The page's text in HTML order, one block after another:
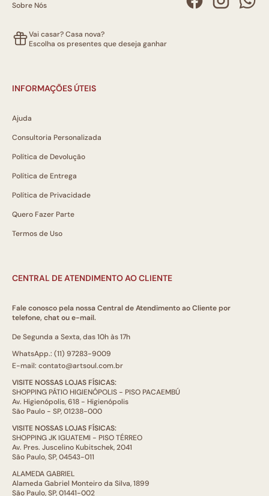
Sobre Nós
Vai casar? Casa nova?
Escolha os presentes que deseja ganhar
INFORMAÇÕES ÚTEIS
Ajuda
Consultoria Personalizada
Política de Devolução
Política de Entrega
Política de Privacidade
Quero Fazer Parte
Termos de Uso
CENTRAL DE ATENDIMENTO AO CLIENTE
Fale conosco pela nossa Central de Atendimento ao Cliente por
telefone, chat ou e-mail.
De Segunda a Sexta, das 10h às 17h
WhatsApp.: (11) 97283-9009
E-mail: contato@artsoul.com.br
VISITE NOSSAS LOJAS FÍSICAS:
SHOPPING PÁTIO HIGIENÓPOLIS - PISO PACAEMBÚ
Av. Higienópolis, 618 - Higienópolis
São Paulo - SP, 01238-000
VISITE NOSSAS LOJAS FÍSICAS:
SHOPPING JK IGUATEMI - PISO TÉRREO
Av. Pres. Juscelino Kubitschek, 2041
São Paulo, SP, 04543-011
ALAMEDA GABRIEL
Alameda Gabriel Monteiro da Silva, 1899
São Paulo, SP, 01441-002